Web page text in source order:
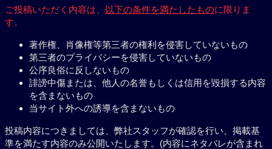
ご投稿いただく内容は、 以下の条件を満たしたものに限りま
す。
著作権、肖像権等第三者の権利を侵害していないもの
第三者のプライバシーを侵害していないもの
公序良俗に反しないもの
誹謗中傷または、他人の名誉もしくは信用を毀損する内容
を含まないもの
当サイト外への誘導を含まないもの
投稿内容につきましては、弊社スタッフが確認を行い、掲載基
準を満たす内容のみ公開いたします。(内容にネタバレが含まれ